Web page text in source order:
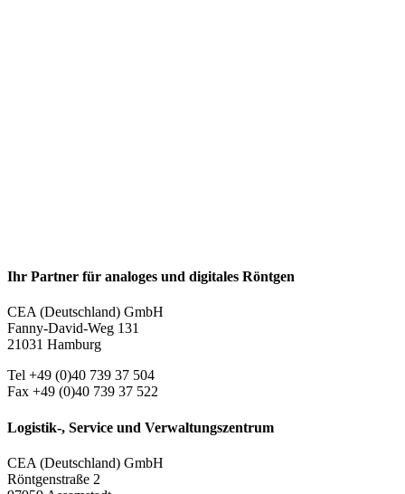
Ihr Partner für analoges und digitales Röntgen
CEA (Deutschland) GmbH
Fanny-David-Weg 131
21031 Hamburg
Tel +49 (0)40 739 37 504
Fax +49 (0)40 739 37 522
Logistik-, Service und Verwaltungszentrum
CEA (Deutschland) GmbH
Röntgenstraße 2